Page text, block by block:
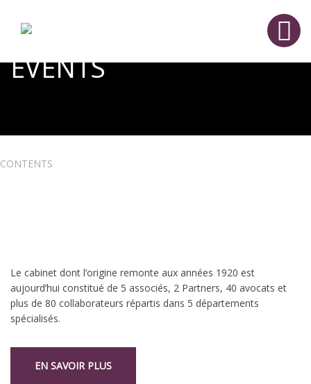
EVENTS
CONTENTS
Le cabinet dont l’origine remonte aux années 1920 est
aujourd’hui constitué de 5 associés, 2 Partners, 40 avocats et
plus de 80 collaborateurs répartis dans 5 départements
spécialisés.
EN SAVOIR PLUS